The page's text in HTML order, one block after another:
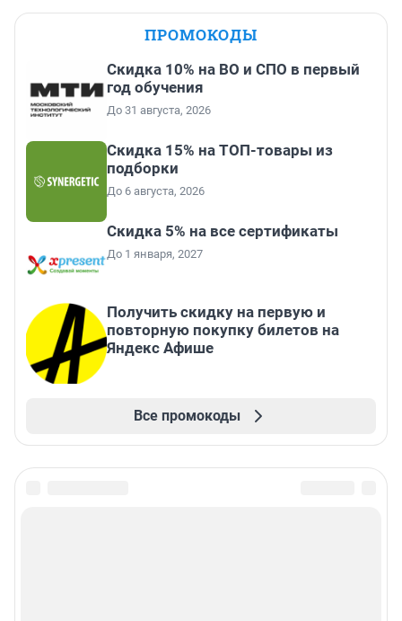
ПРОМОКОДЫ
Скидка 10% на ВО и СПО в первый
год обучения
До 31 августа, 2026
Скидка 15% на ТОП-товары из
подборки
До 6 августа, 2026
Скидка 5% на все сертификаты
До 1 января, 2027
Получить скидку на первую и
повторную покупку билетов на
Яндекс Афише
Все промокоды